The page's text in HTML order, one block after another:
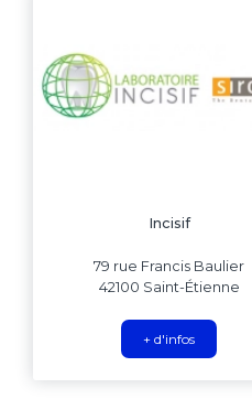
Incisif
79 rue Francis Baulier
42100 Saint-Étienne
+ d'infos